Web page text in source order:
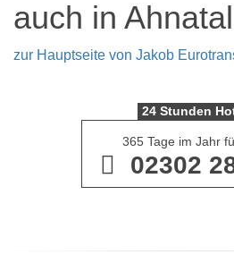
auch in Ahnatal
zur Hauptseite von Jakob
24 Stunden
365 Tage im Jahr
02302